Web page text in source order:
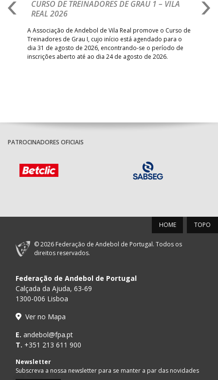
CURSO DE TREINADORES DE GRAU 1 – VILA
REAL 2026
A Associação de Andebol de Vila Real promove o Curso de
Treinadores de Grau I, cujo início está agendado para o
dia 31 de agosto de 2026, encontrando-se o período de
inscrições aberto até ao dia 24 de agosto de 2026.
PATROCINADORES OFICIAIS
TOPO
HOME
© 2026 Federação de Andebol de Portugal. Todos os
direitos reservados.
Federação de Andebol de Portugal
Calçada da Ajuda, 63-69
1300-006 Lisboa
Ver no Mapa
E. andebol@fpa.pt
T. +351 213 611 900
Newsletter
Subscreva a nossa newsletter para se manter a par das novidades